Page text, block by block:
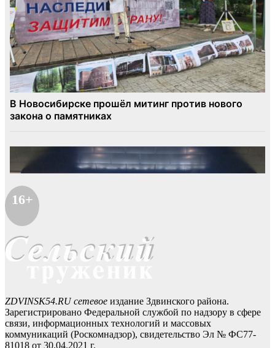
16+
ZDVINSK54.RU сетевое издание Здвинского района.
Зарегистрировано Федеральной службой по надзору в сфере
связи, информационных технологий и массовых
коммуникаций (Роскомнадзор), свидетельство Эл № ФС77-
81018 от 30.04.2021 г.